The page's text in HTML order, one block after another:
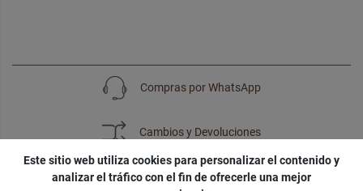
Compras por WhatsApp
Cambios y Devoluciones
Este sitio web utiliza cookies para personalizar el contenido y
analizar el tráfico con el fin de ofrecerle una mejor